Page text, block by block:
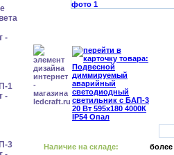
1
3
Наличие на складе: более